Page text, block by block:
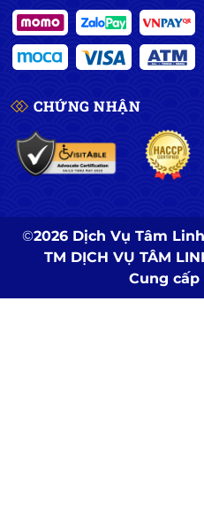
CHỨNG NHẬN
©2026 Dịch Vụ Tâm Linh
TM DỊCH VỤ TÂM
Cung cấp